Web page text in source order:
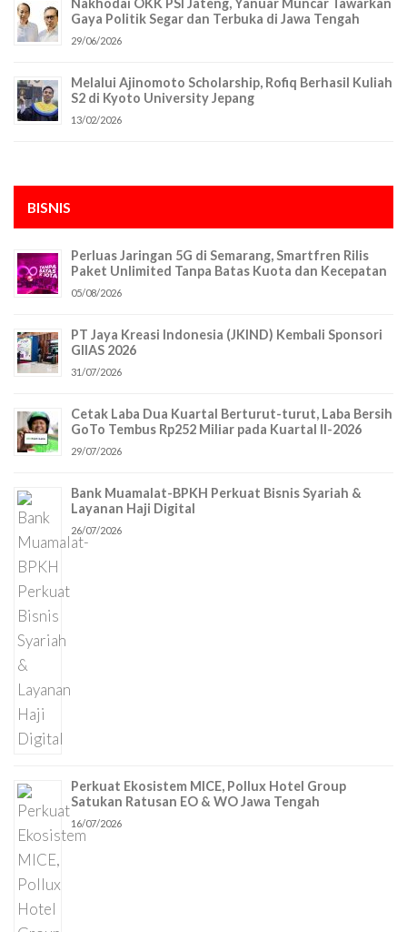
Gaya Politik Segar dan Terbuka di Jawa Tengah
29/06/2026
Melalui Ajinomoto Scholarship, Rofiq Berhasil Kuliah
S2 di Kyoto University Jepang
13/02/2026
BISNIS
Perluas Jaringan 5G di Semarang, Smartfren Rilis
Paket Unlimited Tanpa Batas Kuota dan Kecepatan
05/08/2026
PT Jaya Kreasi Indonesia (JKIND) Kembali Sponsori
GIIAS 2026
31/07/2026
Cetak Laba Dua Kuartal Berturut-turut, Laba Bersih
GoTo Tembus Rp252 Miliar pada Kuartal II-2026
29/07/2026
Bank Muamalat-BPKH Perkuat Bisnis Syariah &
Layanan Haji Digital
26/07/2026
Perkuat Ekosistem MICE, Pollux Hotel Group
Satukan Ratusan EO & WO Jawa Tengah
16/07/2026